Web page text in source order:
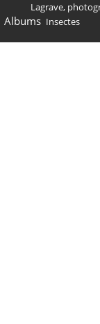
Lagrave,
Albums Insectes